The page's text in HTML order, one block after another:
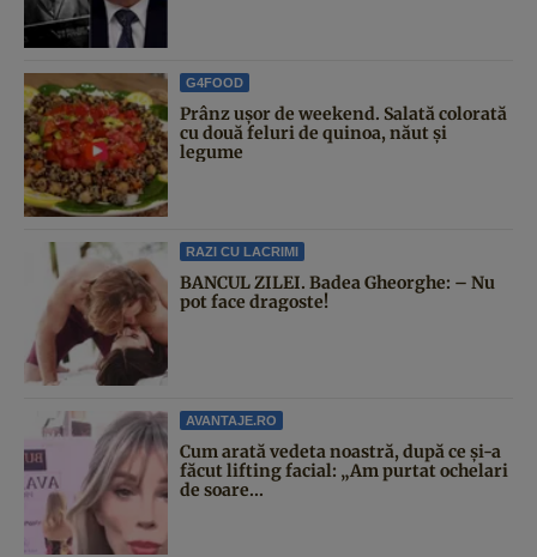
G4FOOD
Prânz ușor de weekend. Salată colorată
cu două feluri de quinoa, năut și
legume
RAZI CU LACRIMI
BANCUL ZILEI. Badea Gheorghe: – Nu
pot face dragoste!
AVANTAJE.RO
Cum arată vedeta noastră, după ce și-a
făcut lifting facial: „Am purtat ochelari
de soare...